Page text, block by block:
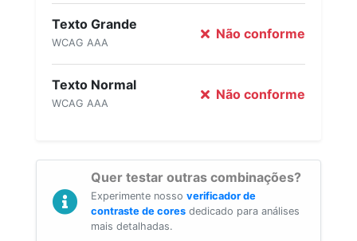
Texto Grande
WCAG AAA
Não conforme
Texto Normal
WCAG AAA
Não conforme
Quer testar outras combinações?
Experimente nosso verificador de
contraste de cores dedicado para análises
mais detalhadas.